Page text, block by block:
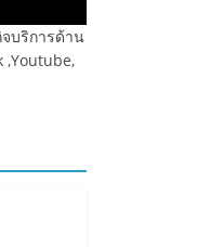
บริการด้าน
,Youtube,